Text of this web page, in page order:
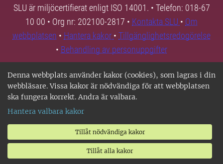
Denna webbplats använder kakor (cookies), som lagras i din
webbläsare. Vissa kakor är nödvändiga för att webbplatsen
ska fungera korrekt. Andra är valbara.
Hantera valbara kakor
Tillåt nödvändiga kakor
Tillåt alla kakor
SLU är miljöcertifierat enligt ISO 14001. • Telefon: 018-67
10 00 • Org nr: 202100-2817 • Kontakta SLU • Om
webbplatsen • Hantera kakor • Tillgänglighetsredogörelse
• Behandling av personuppgifter